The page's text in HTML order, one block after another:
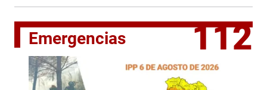
Emergencias 112